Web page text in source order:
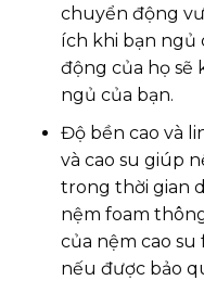
chuyển động
ích khi bạn ngủ
động của họ sẽ
ngủ của bạn.
Độ bền cao và
và cao su giúp
trong thời gian
nệm foam
của nệm cao su
nếu được bảo